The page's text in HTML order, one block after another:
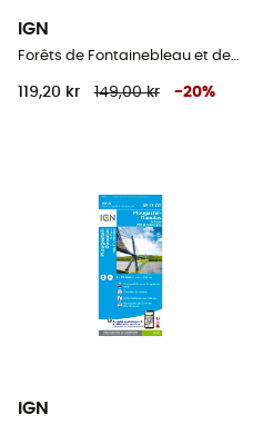
IGN
Forêts de Fontainebleau et des Trois Pignons
119,20 kr 149,00 kr -20%
IGN